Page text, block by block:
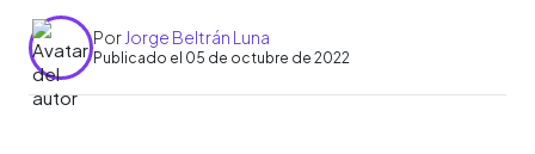
Por Jorge Beltrán Luna
Publicado el 05 de octubre de 2022